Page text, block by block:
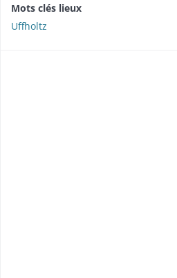
Mots clés lieux
Uffholtz